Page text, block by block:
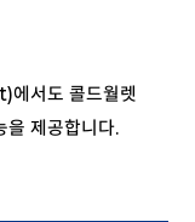
서도 콜드월렛
을 제공합니다.